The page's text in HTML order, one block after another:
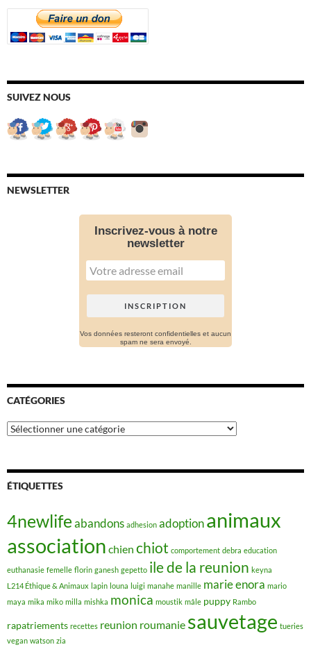
SUIVEZ NOUS
NEWSLETTER
Inscrivez-vous à notre
newsletter
Vos données resteront confidentielles et aucun
spam ne sera envoyé.
CATÉGORIES
Catégories
ÉTIQUETTES
4newlifeabandons adhesion adoptionanimaux
association chien chiot comportement debra education
euthanasie femelle florin ganesh gepetto ile de la reunion keyna
L214 Éthique & Animaux lapin louna luigi manahe manille marie enora mario
maya mika miko milla mishka monica moustik mâle puppy Rambo
rapatriements recettes reunion roumanie sauvetage tueries
vegan watson zia